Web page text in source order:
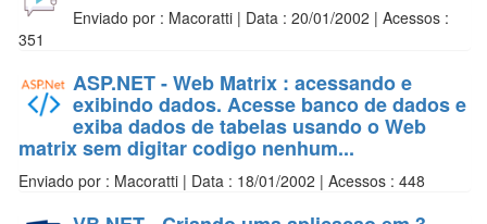
Enviado por : Macoratti | Data : 20/01/2002 | Acessos :
351
ASP.NET - Web Matrix : acessando e
exibindo dados. Acesse banco de dados e
exiba dados de tabelas usando o Web
matrix sem digitar codigo nenhum...
Enviado por : Macoratti | Data : 18/01/2002 | Acessos : 448